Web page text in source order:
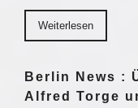
Weiterlesen
Berlin News :
Alfred Torge